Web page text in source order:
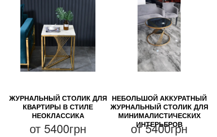
ЖУРНАЛЬНЫЙ СТОЛИК ДЛЯ
КВАРТИРЫ В СТИЛЕ
НЕОКЛАССИКА
от 5400грн
НЕБОЛЬШОЙ АККУРАТНЫЙ
ЖУРНАЛЬНЫЙ СТОЛИК ДЛЯ
МИНИМАЛИСТИЧЕСКИХ
ИНТЕРЬЕРОВ
от5400грн